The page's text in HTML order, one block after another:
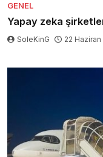
GENEL
Yapay zeka
SoleKinG 22